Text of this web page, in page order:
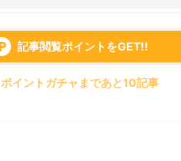
local_parking 記事閲覧ポイントをGET!!
ポイントガチャまであと10記事